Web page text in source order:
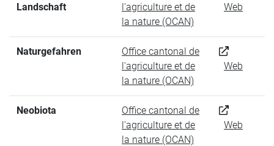
Landschaft
l'agriculture et de
la nature (OCAN)
Web
Naturgefahren
Office cantonal de
l'agriculture et de
la nature (OCAN)
Web
Neobiota
Office cantonal de
l'agriculture et de
la nature (OCAN)
Web